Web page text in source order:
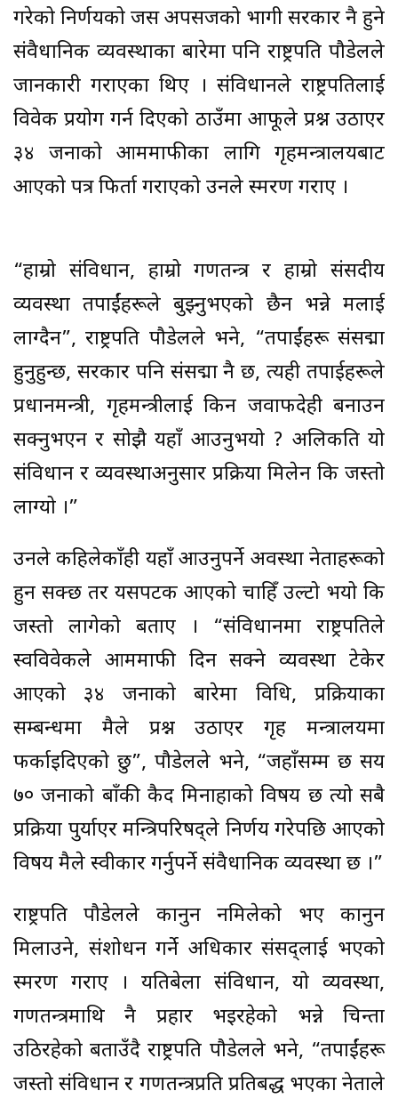
गरेको निर्णयको जस अपसजको भागी सरकार नै हुने
संवैधानिक व्यवस्थाका बारेमा पनि राष्ट्रपति पौडेलले
जानकारी गराएका थिए । संविधानले राष्ट्रपतिलाई
विवेक प्रयोग गर्न दिएको ठाउँमा आफूले प्रश्न उठाएर
३४ जनाको आममाफीका लागि गृहमन्त्रालयबाट
आएको पत्र फिर्ता गराएको उनले स्मरण गराए ।
“हाम्रो संविधान, हाम्रो गणतन्त्र र हाम्रो संसदीय
व्यवस्था तपाईंहरूले बुझ्नुभएको छैन भन्ने मलाई
लाग्दैन”, राष्ट्रपति पौडेलले भने, “तपाईंहरू संसद्मा
हुनुहुन्छ, सरकार पनि संसद्मा नै छ, त्यही तपाईहरूले
प्रधानमन्त्री, गृहमन्त्रीलाई किन जवाफदेही बनाउन
सक्नुभएन र सोझै यहाँ आउनुभयो ? अलिकति यो
संविधान र व्यवस्थाअनुसार प्रक्रिया मिलेन कि जस्तो
लाग्यो ।”
उनले कहिलेकाँही यहाँ आउनुपर्ने अवस्था नेताहरूको
हुन सक्छ तर यसपटक आएको चाहिँ उल्टो भयो कि
जस्तो लागेको बताए । “संविधानमा राष्ट्रपतिले
स्वविवेकले आममाफी दिन सक्ने व्यवस्था टेकेर
आएको ३४ जनाको बारेमा विधि, प्रक्रियाका
सम्बन्धमा मैले प्रश्न उठाएर गृह मन्त्रालयमा
फर्काइदिएको छु”, पौडेलले भने, “जहाँसम्म छ सय
७० जनाको बाँकी कैद मिनाहाको विषय छ त्यो सबै
प्रक्रिया पुर्याएर मन्त्रिपरिषद्ले निर्णय गरेपछि आएको
विषय मैले स्वीकार गर्नुपर्ने संवैधानिक व्यवस्था छ ।”
राष्ट्रपति पौडेलले कानुन नमिलेको भए कानुन
मिलाउने, संशोधन गर्ने अधिकार संसद्लाई भएको
स्मरण गराए । यतिबेला संविधान, यो व्यवस्था,
गणतन्त्रमाथि नै प्रहार भइरहेको भन्ने चिन्ता
उठिरहेको बताउँदै राष्ट्रपति पौडेलले भने, “तपाईंहरू
जस्तो संविधान र गणतन्त्रप्रति प्रतिबद्ध भएका नेताले